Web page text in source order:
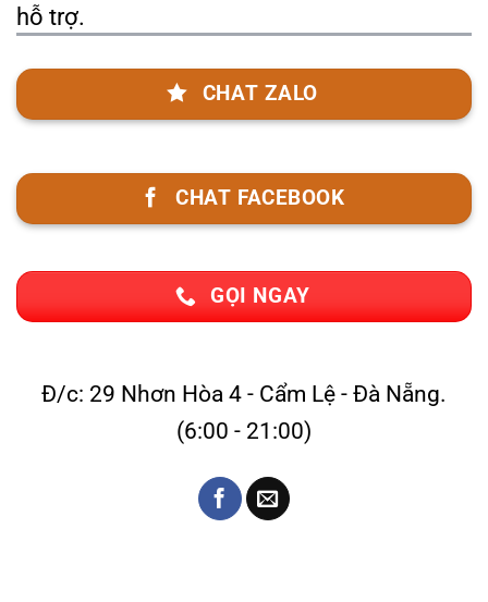
hỗ trợ.
CHAT ZALO
CHAT FACEBOOK
GỌI NGAY
Đ/c: 29 Nhơn Hòa 4 - Cẩm Lệ - Đà Nẵng.
(6:00 - 21:00)